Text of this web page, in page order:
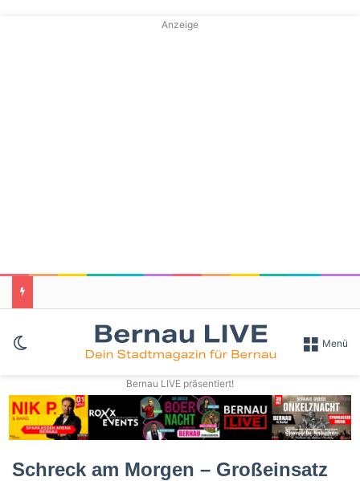
Anzeige
Skin umschalten Menü
Bernau LIVE präsentiert!
Schreck am Morgen – Großeinsatz